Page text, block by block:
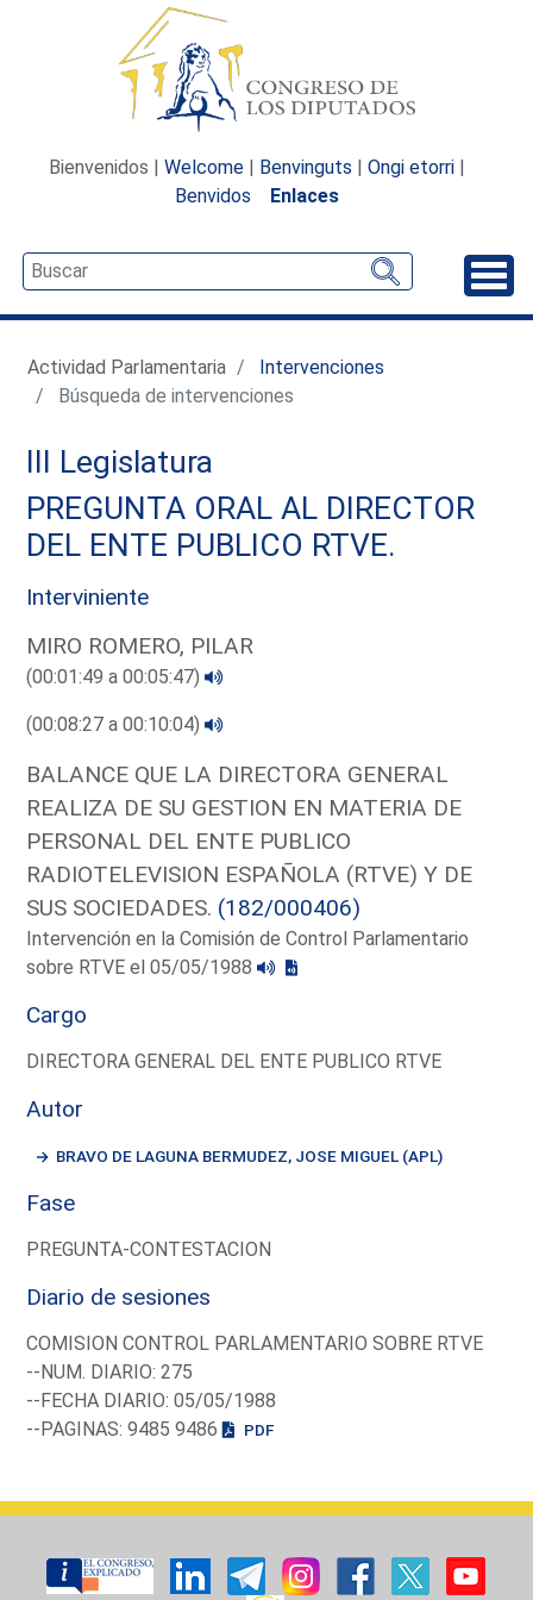
Bienvenidos | Welcome | Benvinguts | Ongi etorri |
Benvidos
Enlaces
Actividad Parlamentaria
Intervenciones
Búsqueda de intervenciones
III Legislatura
PREGUNTA ORAL AL DIRECTOR
DEL ENTE PUBLICO RTVE.
Interviniente
MIRO ROMERO, PILAR
(00:01:49 a 00:05:47)
(00:08:27 a 00:10:04)
BALANCE QUE LA DIRECTORA GENERAL
REALIZA DE SU GESTION EN MATERIA DE
PERSONAL DEL ENTE PUBLICO
RADIOTELEVISION ESPAÑOLA (RTVE) Y DE
SUS SOCIEDADES. (182/000406)
Intervención en la Comisión de Control Parlamentario
sobre RTVE el 05/05/1988
Cargo
DIRECTORA GENERAL DEL ENTE PUBLICO RTVE
Autor
BRAVO DE LAGUNA BERMUDEZ, JOSE MIGUEL (APL)
Fase
PREGUNTA-CONTESTACION
Diario de sesiones
COMISION CONTROL PARLAMENTARIO SOBRE RTVE
--NUM. DIARIO: 275
--FECHA DIARIO: 05/05/1988
--PAGINAS: 9485 9486
PDF